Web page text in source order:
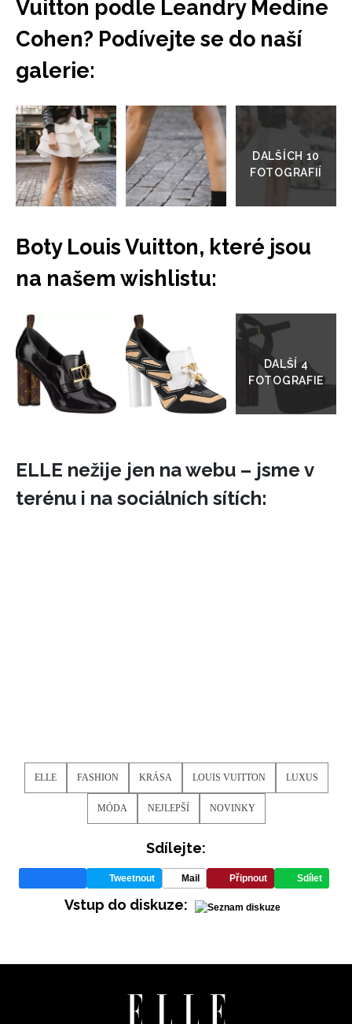
INFORMACE
REDAKCE
Vuitton podle Leandry Medine
Cohen? Podívejte se do naší
galerie:
Přejít
galerie
Boty Louis Vuitton, které jsou
na našem wishlistu:
Přejít
galerie
ELLE nežije jen na webu – jsme v
terénu i na sociálních sítích:
ELLE FASHION KRÁSA LOUIS VUITTON LUXUS
MÓDA NEJLEPŠÍ NOVINKY
Sdílejte:
Tweetnout Mail Připnout Sdílet
Vstup do diskuze: